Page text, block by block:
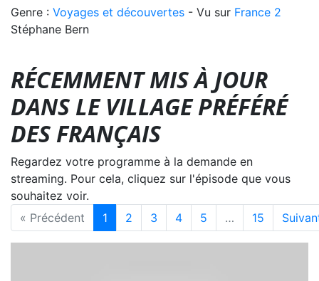
Genre : Voyages et découvertes - Vu sur France 2
Stéphane Bern
RÉCEMMENT MIS À JOUR
DANS LE VILLAGE PRÉFÉRÉ
DES FRANÇAIS
Regardez votre programme à la demande en
streaming. Pour cela, cliquez sur l'épisode que vous
souhaitez voir.
« Précédent
1 2 3 4 5 … 15